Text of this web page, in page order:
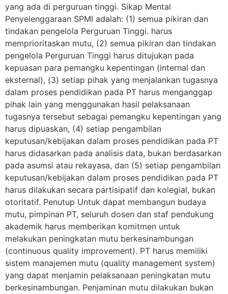
yang ada di perguruan tinggi. Sikap Mental
Penyelenggaraan SPMI adalah: (1) semua pikiran dan
tindakan pengelola Perguruan Tinggi. harus
memprioritaskan mutu, (2) semua pikiran dan tindakan
pengelola Perguruan Tinggi harus ditujukan pada
kepuasan para pemangku kepentingan (internal dan
eksternal), (3) setiap pihak yang menjalankan tugasnya
dalam proses pendidikan pada PT harus menganggap
pihak lain yang menggunakan hasil pelaksanaan
tugasnya tersebut sebagai pemangku kepentingan yang
harus dipuaskan, (4) setiap pengambilan
keputusan/kebijakan dalam proses pendidikan pada PT
harus didasarkan pada analisis data, bukan berdasarkan
pada asumsi atau rekayasa, dan (5) setiap pengambilan
keputusan/kebijakan dalam proses pendidikan pada PT
harus dilakukan secara partisipatif dan kolegial, bukan
otoritatif. Penutup Untuk dapat membangun budaya
mutu, pimpinan PT, seluruh dosen dan staf pendukung
akademik harus memberikan komitmen untuk
melakukan peningkatan mutu berkesinambungan
(continuous quality improvement). PT harus memiliki
sistem manajemen mutu (quality management system)
yang dapat menjamin pelaksanaan peningkatan mutu
berkesinambungan. Penjaminan mutu dilakukan bukan